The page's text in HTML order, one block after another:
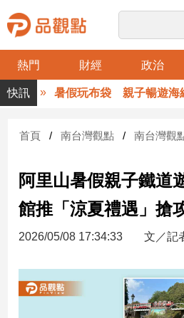
熱門 財經 政治
品
觀
財
台
財
新
產
經/
暑假玩布袋 親子暢遊海線生
首頁 南台灣觀點 南台灣觀
阿里山暑假親子鐵
館推「涼夏禮遇」搶
2026/05/08 17:34:33 文／記